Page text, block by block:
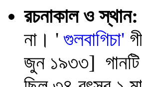
রচনাকাল ও স্থান:
না। 'গুলবাগিচা'
জুন ১৯৩৩]